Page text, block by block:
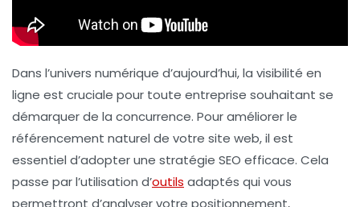
Dans l’univers numérique d’aujourd’hui, la visibilité en
ligne est cruciale pour toute entreprise souhaitant se
démarquer de la concurrence. Pour améliorer le
référencement naturel de votre site web, il est
essentiel d’adopter une stratégie SEO efficace. Cela
passe par l’utilisation d’outils adaptés qui vous
permettront d’analyser votre positionnement,